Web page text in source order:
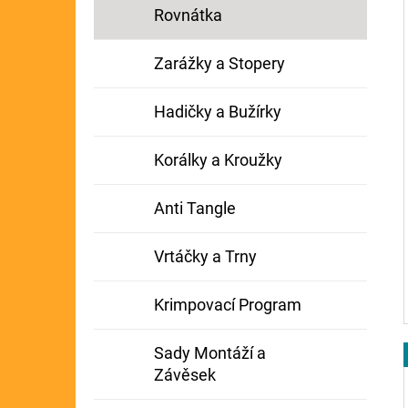
Rovnátka
Zarážky a Stopery
Hadičky a Bužírky
Korálky a Kroužky
Anti Tangle
Vrtáčky a Trny
Krimpovací Program
Sady Montáží a
Závěsek